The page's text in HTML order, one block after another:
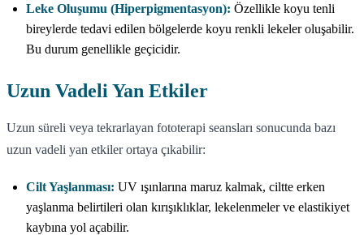
Leke Oluşumu (Hiperpigmentasyon): Özellikle koyu tenli
bireylerde tedavi edilen bölgelerde koyu renkli lekeler oluşabilir.
Bu durum genellikle geçicidir.
Uzun Vadeli Yan Etkiler
Uzun süreli veya tekrarlayan fototerapi seansları sonucunda bazı
uzun vadeli yan etkiler ortaya çıkabilir:
Cilt Yaşlanması: UV ışınlarına maruz kalmak, ciltte erken
yaşlanma belirtileri olan kırışıklıklar, lekelenmeler ve elastikiyet
kaybına yol açabilir.